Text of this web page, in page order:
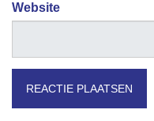
Website